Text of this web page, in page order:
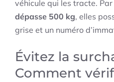
véhicule qui les tracte.
dépasse 500 kg, elles
grise et un numéro
Évitez la
Comment